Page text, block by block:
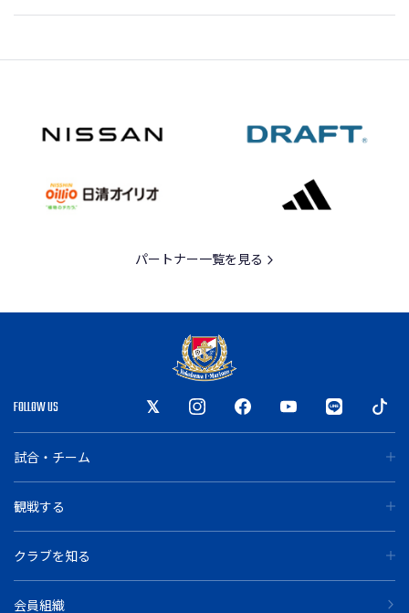
パートナー一覧を見る
FOLLOW US
試合・チーム
観戦する
クラブを知る
会員組織